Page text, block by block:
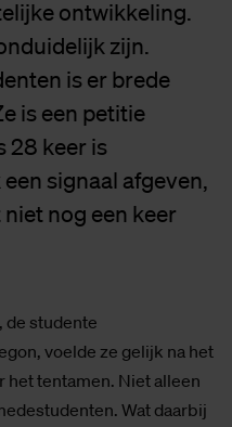
ontwikkeling.
zijn.
is er brede
is een petitie
28 keer is
signaal afgeven,
nog een keer
de studente
voelde ze gelijk na het
tentamen. Niet alleen
Wat daarbij